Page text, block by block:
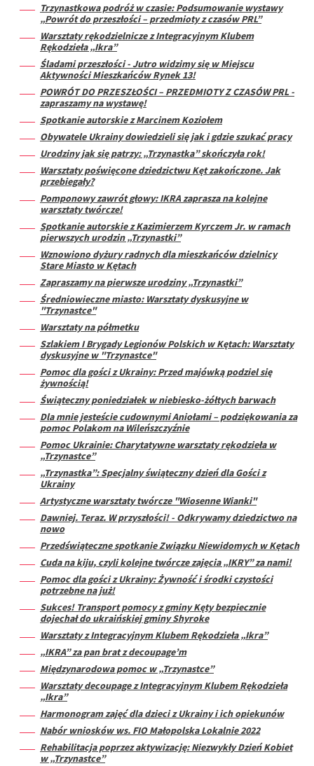
Trzynastkowa podróż w czasie: Podsumowanie wystawy
„Powrót do przeszłości – przedmioty z czasów PRL”
Warsztaty rękodzielnicze z Integracyjnym Klubem
Rękodzieła „Ikra”
Śladami przeszłości - Jutro widzimy się w Miejscu
Aktywności Mieszkańców Rynek 13!
POWRÓT DO PRZESZŁOŚCI – PRZEDMIOTY Z CZASÓW PRL -
zapraszamy na wystawę!
Spotkanie autorskie z Marcinem Koziołem
Obywatele Ukrainy dowiedzieli się jak i gdzie szukać pracy
Urodziny jak się patrzy: „Trzynastka” skończyła rok!
Warsztaty poświęcone dziedzictwu Kęt zakończone. Jak
przebiegały?
Pomponowy zawrót głowy: IKRA zaprasza na kolejne
warsztaty twórcze!
Spotkanie autorskie z Kazimierzem Kyrczem Jr. w ramach
pierwszych urodzin „Trzynastki”
Wznowiono dyżury radnych dla mieszkańców dzielnicy
Stare Miasto w Kętach
Zapraszamy na pierwsze urodziny „Trzynastki”
Średniowieczne miasto: Warsztaty dyskusyjne w
"Trzynastce"
Warsztaty na półmetku
Szlakiem I Brygady Legionów Polskich w Kętach: Warsztaty
dyskusyjne w "Trzynastce"
Pomoc dla gości z Ukrainy: Przed majówką podziel się
żywnością!
Świąteczny poniedziałek w niebiesko-żółtych barwach
Dla mnie jesteście cudownymi Aniołami – podziękowania za
pomoc Polakom na Wileńszczyźnie
Pomoc Ukrainie: Charytatywne warsztaty rękodzieła w
„Trzynastce”
„Trzynastka”: Specjalny świąteczny dzień dla Gości z
Ukrainy
Artystyczne warsztaty twórcze "Wiosenne Wianki"
Dawniej. Teraz. W przyszłości! - Odkrywamy dziedzictwo na
nowo
Przedświąteczne spotkanie Związku Niewidomych w Kętach
Cuda na kiju, czyli kolejne twórcze zajęcia „IKRY” za nami!
Pomoc dla gości z Ukrainy: Żywność i środki czystości
potrzebne na już!
Sukces! Transport pomocy z gminy Kęty bezpiecznie
dojechał do ukraińskiej gminy Shyroke
Warsztaty z Integracyjnym Klubem Rękodzieła „Ikra”
„IKRA” za pan brat z decoupage’m
Międzynarodowa pomoc w „Trzynastce”
Warsztaty decoupage z Integracyjnym Klubem Rękodzieła
„Ikra”
Harmonogram zajęć dla dzieci z Ukrainy i ich opiekunów
Nabór wniosków ws. FIO Małopolska Lokalnie 2022
Rehabilitacja poprzez aktywizację: Niezwykły Dzień Kobiet
w „Trzynastce”